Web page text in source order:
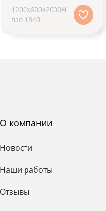
1200х600х2000H
вэо 1840
О компании
Новости
Наши работы
Отзывы